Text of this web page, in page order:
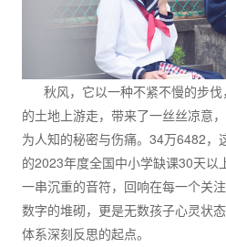
秋风，它以一种不紧不慢的步
的土地上游走，带来了一丝丝凉意
为人知的秘密与伤痛。34万6482，
的2023年度全国中小学缺课30天以
一串沉重的音符，回响在每一个关
数字的堆砌，更是无数孩子心灵状
体系深刻反思的起点。